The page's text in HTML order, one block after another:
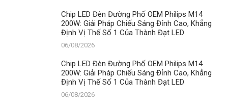
Chip LED Đèn Đường Phố OEM Philips M14
200W: Giải Pháp Chiếu Sáng Đỉnh Cao, Khẳng
Định Vị Thế Số 1 Của Thành Đạt LED
06/08/2026
Chip LED Đèn Đường Phố OEM Philips M14
200W: Giải Pháp Chiếu Sáng Đỉnh Cao, Khẳng
Định Vị Thế Số 1 Của Thành Đạt LED
06/08/2026